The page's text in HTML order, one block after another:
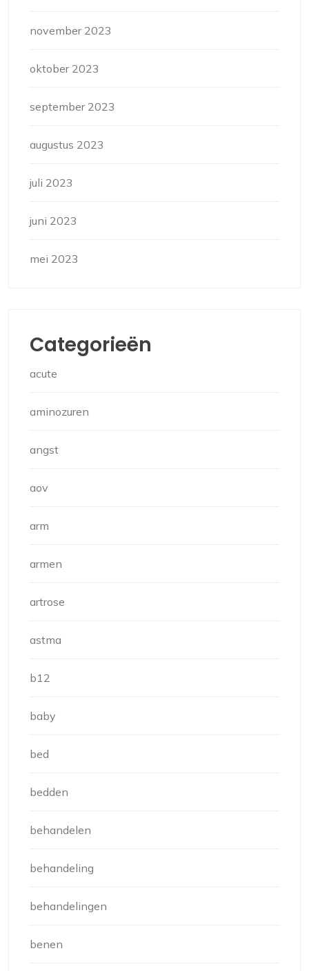
november 2023
oktober 2023
september 2023
augustus 2023
juli 2023
juni 2023
mei 2023
Categorieën
acute
aminozuren
angst
aov
arm
armen
artrose
astma
b12
baby
bed
bedden
behandelen
behandeling
behandelingen
benen